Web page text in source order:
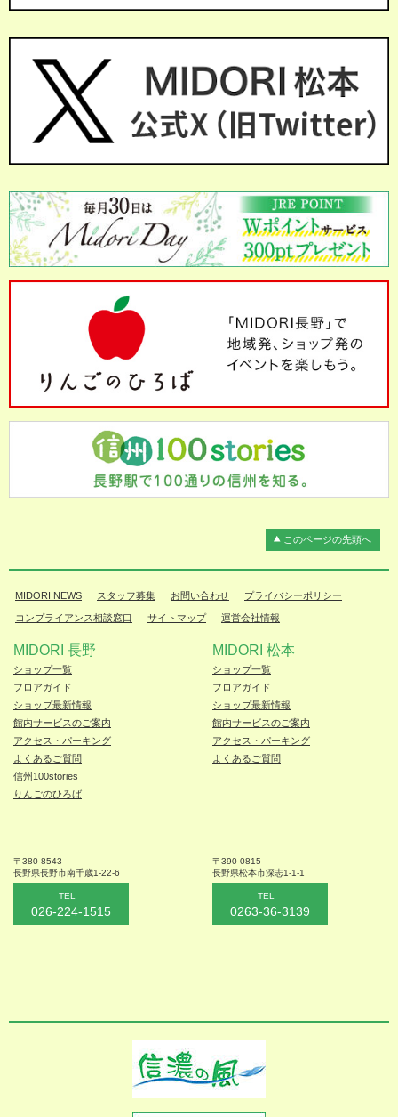
このページの先頭へ
MIDORI NEWS スタッフ募集 お問い合わせ プライバシーポリシー
コンプライアンス相談窓口 サイトマップ 運営会社情報
MIDORI 長野
ショップ一覧
フロアガイド
ショップ最新情報
館内サービスのご案内
アクセス・パーキング
よくあるご質問
信州100stories
りんごのひろば
〒380-8543
長野県長野市南千歳1-22-6
TEL
026-224-1515
MIDORI 松本
ショップ一覧
フロアガイド
ショップ最新情報
館内サービスのご案内
アクセス・パーキング
よくあるご質問
〒390-0815
長野県松本市深志1-1-1
TEL
0263-36-3139